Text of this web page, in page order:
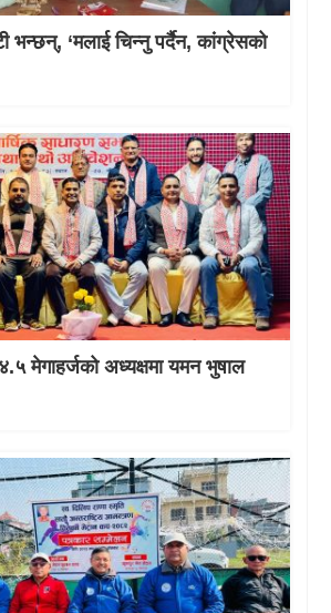
भन्छन्, ‘मलाई चिन्नु पर्दैन, कांग्रेसको
मेगाहर्जको अध्यक्षमा यमन भुषाल